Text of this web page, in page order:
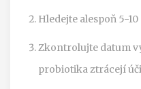
Hledejte alespoň 5-
Zkontrolujte datum
probiotika ztrácejí